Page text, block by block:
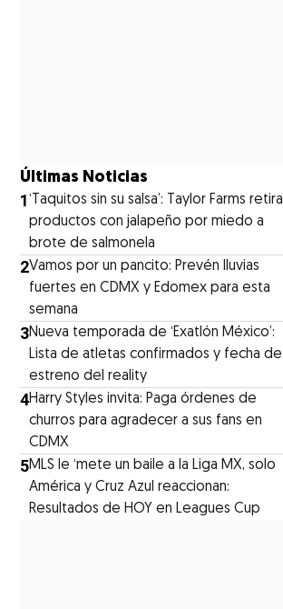
Últimas Noticias
1‘Taquitos sin su salsa’: Taylor Farms retira
productos con jalapeño por miedo a
brote de salmonela
2Vamos por un pancito: Prevén lluvias
fuertes en CDMX y Edomex para esta
semana
3Nueva temporada de ‘Exatlón México’:
Lista de atletas confirmados y fecha de
estreno del reality
4Harry Styles invita: Paga órdenes de
churros para agradecer a sus fans en
CDMX
5MLS le ‘mete un baile a la Liga MX, solo
América y Cruz Azul reaccionan:
Resultados de HOY en Leagues Cup